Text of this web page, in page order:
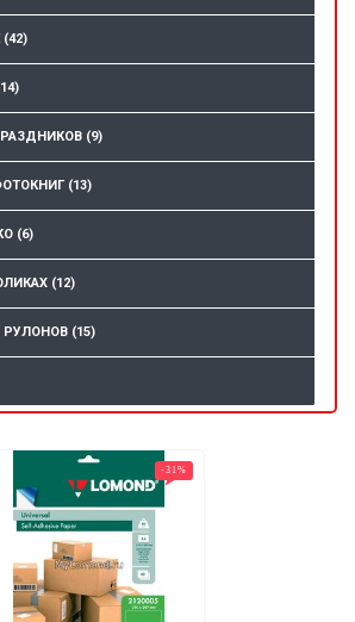
(42)
(9)
(13)
(6)
(12)
(15)
-31%